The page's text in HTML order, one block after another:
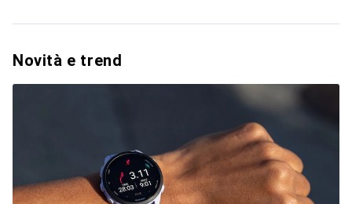
Novità e trend